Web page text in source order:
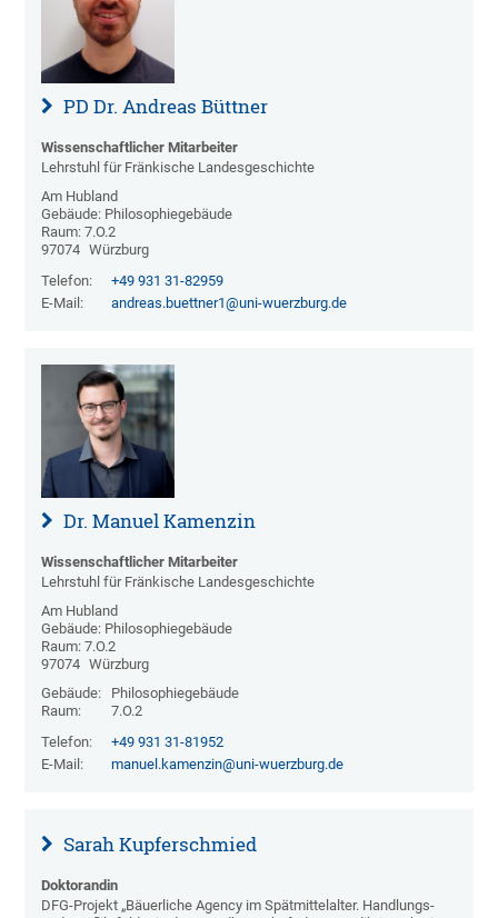
PD Dr. Andreas Büttner
Wissenschaftlicher Mitarbeiter
Lehrstuhl für Fränkische Landesgeschichte
Am Hubland
Gebäude: Philosophiegebäude
Raum: 7.O.2
97074 Würzburg
Telefon:
+49 931 31-82959
E-Mail:
andreas.buettner1@uni-wuerzburg.de
Dr. Manuel Kamenzin
Wissenschaftlicher Mitarbeiter
Lehrstuhl für Fränkische Landesgeschichte
Am Hubland
Gebäude: Philosophiegebäude
Raum: 7.O.2
97074 Würzburg
Gebäude:
Philosophiegebäude
Raum:
7.O.2
Telefon:
+49 931 31-81952
E-Mail:
manuel.kamenzin@uni-wuerzburg.de
Sarah Kupferschmied
Doktorandin
DFG-Projekt „Bäuerliche Agency im Spätmittelalter. Handlungs-